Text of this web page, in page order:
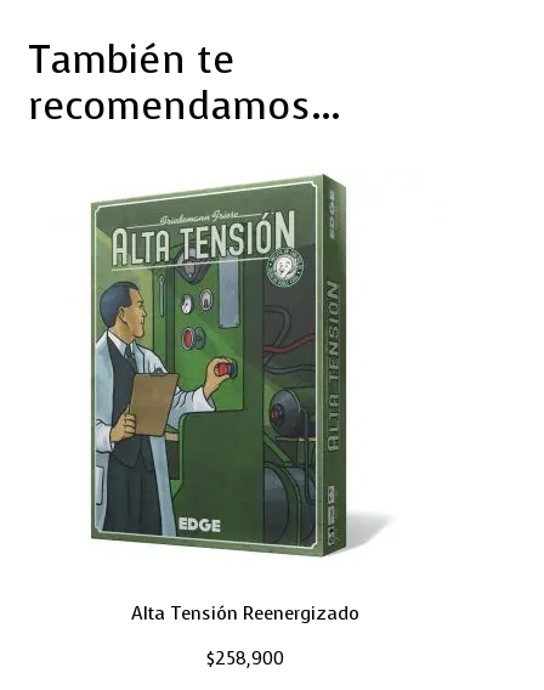
También te
recomendamos…
Alta Tensión Reenergizado
$258,900